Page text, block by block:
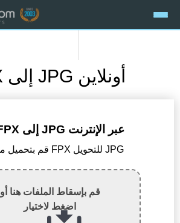
تحويل FPX إلى JPG أونلاين
تحويل FPX إلى JPG عبر الإنترنت
1) قم بتحميل ملف FPX للتحويل JPG
قم بإسقاط الملفات هنا أو
اضغط لاختيار